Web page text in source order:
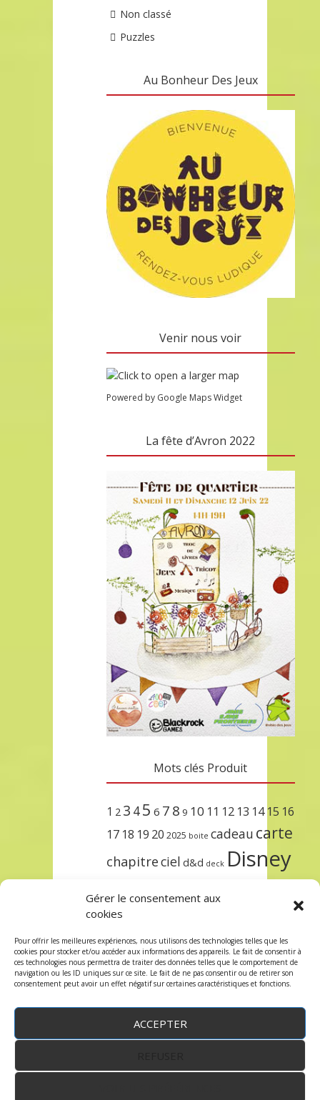
Gérer le consentement aux
cookies
Pour offrir les meilleures expériences, nous utilisons des technologies telles que les
cookies pour stocker et/ou accéder aux informations des appareils. Le fait de consentir à
ces technologies nous permettra de traiter des données telles que le comportement de
navigation ou les ID uniques sur ce site. Le fait de ne pas consentir ou de retirer son
consentement peut avoir un effet négatif sur certaines caractéristiques et fonctions.
ACCEPTER
Non classé
Puzzles
Au Bonheur Des Jeux
Venir nous voir
Powered by Google Maps Widget
La fête d’Avron 2022
Mots clés Produit
1 2 3 45 6 7 8 9 10 11 12 13 14 15 16
17 18 19 20 2025 boite cadeau carte
chapitreciel d&d deck Disney
lorcana
protègeprécommandesetsleeve
terre trois unlockursula étincelant
Copyright © 2023 robindesjeux.com -Mentions